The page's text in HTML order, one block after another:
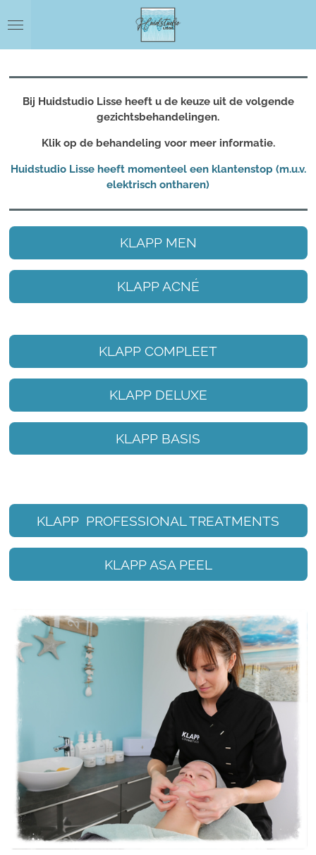
direct
hoofdinhoud
Bij Huidstudio Lisse heeft u de keuze uit de volgende
gezichtsbehandelingen.
Klik op de behandeling voor meer informatie.
Huidstudio Lisse heeft momenteel een klantenstop (m.u.v.
elektrisch ontharen)
KLAPP MEN
KLAPP ACNÉ
KLAPP COMPLEET
KLAPP DELUXE
KLAPP BASIS
KLAPP PROFESSIONAL TREATMENTS
KLAPP ASA PEEL